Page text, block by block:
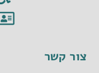
צור קשר